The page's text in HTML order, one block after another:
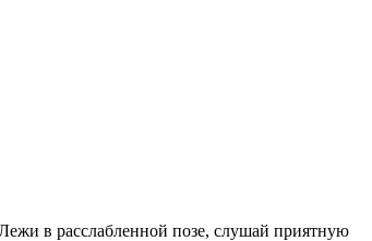
в расслабленной позе, слушай приятную